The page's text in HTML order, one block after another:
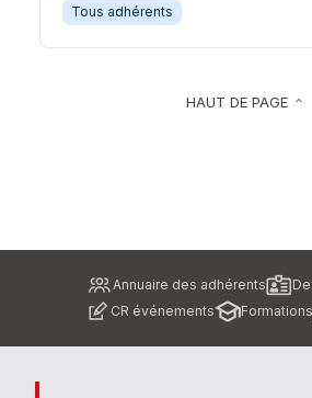
Tous adhérents
HAUT DE PAGE keyboard_arrow_up
Annuaire des adhérents
CR événements
Formations